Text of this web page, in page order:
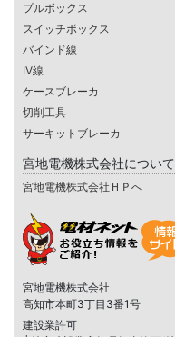
プルボックス
スイッチボックス
バインド線
IV線
ケースブレーカ
切削工具
サーキットブレーカ
宮地電機株式会社について
宮地電機株式会社ＨＰへ
宮地電機株式会社
高知市本町3丁目3番1号
建設業許可